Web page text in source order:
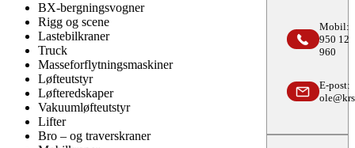
BX-bergningsvogner
Rigg og scene
Lastebilkraner
Truck
Masseforflytningsmaskiner
Løfteutstyr
Løfteredskaper
Vakuumløfteutstyr
Lifter
Bro – og traverskraner
Mobil:
950 12
960
E-post: